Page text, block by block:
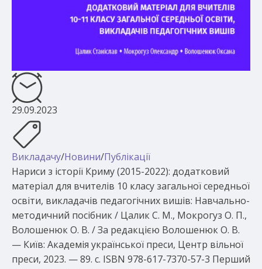
29.09.2023
Викладачу/Новини/Публікації
Нариси з історії Криму (2015-2022): додатковий
матеріал для вчителів 10 класу загальної середньої
освіти, викладачів педагогічних вишів: Навчально-
методичний посібник / Цалик С. М., Мокрогуз О. П.,
Волошенюк О. В. / За редакцією Волошенюк О. В.
— Київ: Академія української преси, Центр вільної
преси, 2023. — 89. с. ISBN 978-617-7370-57-3 Перший